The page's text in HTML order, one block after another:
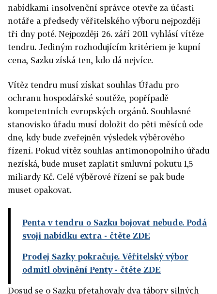
nabídkami insolvenční správce otevře za účasti
notáře a předsedy věřitelského výboru nejpozději
tři dny poté. Nejpozději 26. září 2011 vyhlásí vítěze
tendru. Jediným rozhodujícím kritériem je kupní
cena, Sazku získá ten, kdo dá nejvíce.
Vítěz tendru musí získat souhlas Úřadu pro
ochranu hospodářské soutěže, popřípadě
kompetentních evropských orgánů. Souhlasné
stanovisko úřadu musí doložit do pěti měsíců ode
dne, kdy bude zveřejněn výsledek výběrového
řízení. Pokud vítěz souhlas antimonopolního úřadu
nezíská, bude muset zaplatit smluvní pokutu 1,5
miliardy Kč. Celé výběrové řízení se pak bude
muset opakovat.
Penta v tendru o Sazku bojovat nebude. Podá
svoji nabídku extra - čtěte ZDE
Prodej Sazky pokračuje. Věřitelský výbor
odmítl obvinění Penty- čtěte ZDE
Dosud se o Sazku přetahovaly dva tábory silných